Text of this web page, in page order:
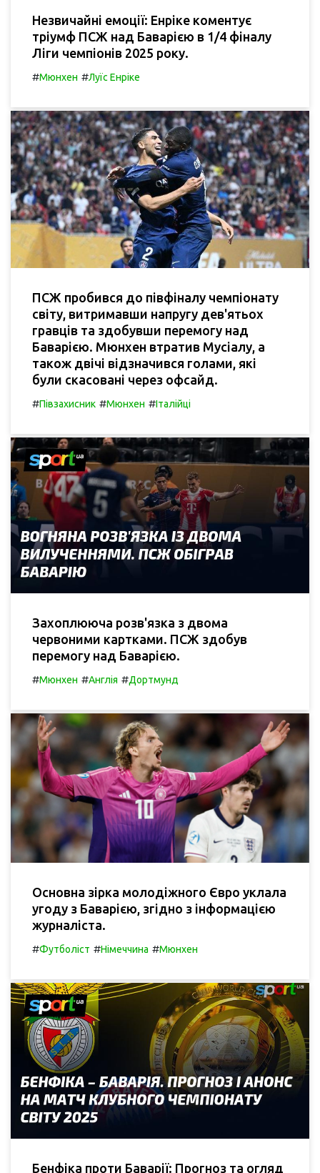
Незвичайні емоції: Енріке коментує
тріумф ПСЖ над Баварією в 1/4 фіналу
Ліги чемпіонів 2025 року.
#Мюнхен #Луїс Енріке
ПСЖ пробився до півфіналу чемпіонату
світу, витримавши напругу дев'ятьох
гравців та здобувши перемогу над
Баварією. Мюнхен втратив Мусіалу, а
також двічі відзначився голами, які
були скасовані через офсайд.
#Півзахисник #Мюнхен #Італійці
Захоплююча розв'язка з двома
червоними картками. ПСЖ здобув
перемогу над Баварією.
#Мюнхен #Англія #Дортмунд
Основна зірка молодіжного Євро уклала
угоду з Баварією, згідно з інформацією
журналіста.
#Футболіст #Німеччина #Мюнхен
Бенфіка проти Баварії: Прогноз та огляд